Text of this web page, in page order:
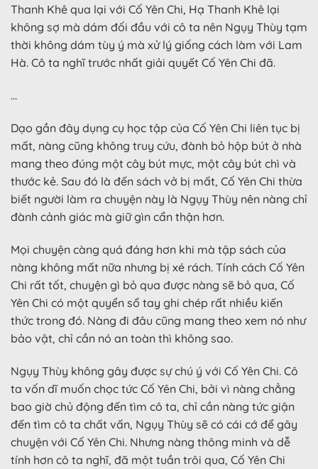
Thanh Khê qua lại với Cố Yên Chi, Hạ Thanh Khê lại
không sợ mà dám đối đầu với cô ta nên Ngụy Thùy tạm
thời không dám tùy ý mà xử lý giống cách làm với Lam
Hà. Cô ta nghĩ trước nhất giải quyết Cố Yên Chi đã.
…
Dạo gần đây dụng cụ học tập của Cố Yên Chi liên tục bị
mất, nàng cũng không truy cứu, đành bỏ hộp bút ở nhà
mang theo đúng một cây bút mực, một cây bút chì và
thước kẻ. Sau đó là đến sách vở bị mất, Cố Yên Chi thừa
biết người làm ra chuyện này là Ngụy Thùy nên nàng chỉ
đành cảnh giác mà giữ gìn cẩn thận hơn.
Mọi chuyện càng quá đáng hơn khi mà tập sách của
nàng không mất nữa nhưng bị xé rách. Tính cách Cố Yên
Chi rất tốt, chuyện gì bỏ qua được nàng sẽ bỏ qua, Cố
Yên Chi có một quyển sổ tay ghi chép rất nhiều kiến
thức trong đó. Nàng đi đâu cũng mang theo xem nó như
bảo vật, chỉ cần nó an toàn thì không sao.
Ngụy Thùy không gây được sự chú ý với Cố Yên Chi. Cô
ta vốn dĩ muốn chọc tức Cố Yên Chi, bởi vì nàng chẳng
bao giờ chủ động đến tìm cô ta, chỉ cần nàng tức giận
đến tìm cô ta chất vấn, Ngụy Thùy sẽ có cái cớ để gây
chuyện với Cố Yên Chi. Nhưng nàng thông minh và dễ
tính hơn cô ta nghĩ, đã một tuần trôi qua, Cố Yên Chi